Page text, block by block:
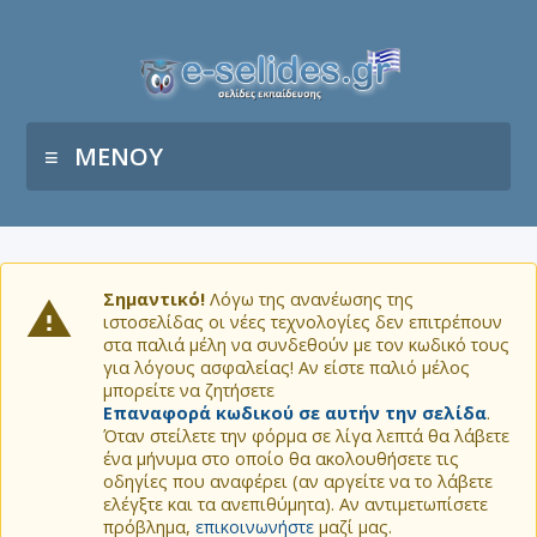
ΜΕΝΟΥ
Σημαντικό! Λόγω της ανανέωσης της
ιστοσελίδας οι νέες τεχνολογίες δεν επιτρέπουν
στα παλιά μέλη να συνδεθούν με τον κωδικό τους
για λόγους ασφαλείας! Αν είστε παλιό μέλος
μπορείτε να ζητήσετε
Επαναφορά κωδικού σε αυτήν την σελίδα.
Όταν στείλετε την φόρμα σε λίγα λεπτά θα λάβετε
ένα μήνυμα στο οποίο θα ακολουθήσετε τις
οδηγίες που αναφέρει (αν αργείτε να το λάβετε
ελέγξτε και τα ανεπιθύμητα). Αν αντιμετωπίσετε
πρόβλημα, επικοινωνήστε μαζί μας.